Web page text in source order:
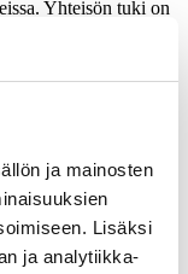
ja mainosten
Lisäksi
ja analytiikka-
Yhteisön tuki on
tuleviin valintoihin.